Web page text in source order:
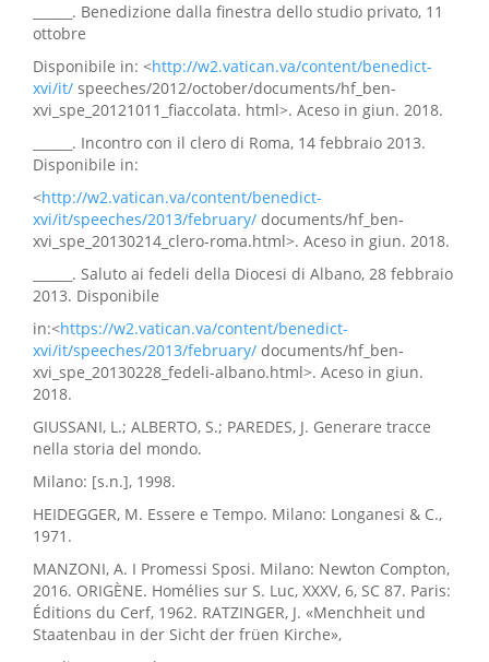
______. Benedizione dalla finestra dello studio privato, 11
ottobre
Disponibile in: <http://w2.vatican.va/content/benedict-
xvi/it/ speeches/2012/october/documents/hf_ben-
xvi_spe_20121011_fiaccolata. html>. Aceso in giun. 2018.
______. Incontro con il clero di Roma, 14 febbraio 2013.
Disponibile in:
<http://w2.vatican.va/content/benedict-
xvi/it/speeches/2013/february/ documents/hf_ben-
xvi_spe_20130214_clero-roma.html>. Aceso in giun. 2018.
______. Saluto ai fedeli della Diocesi di Albano, 28 febbraio
2013. Disponibile
in:<https://w2.vatican.va/content/benedict-
xvi/it/speeches/2013/february/ documents/hf_ben-
xvi_spe_20130228_fedeli-albano.html>. Aceso in giun.
2018.
GIUSSANI, L.; ALBERTO, S.; PAREDES, J. Generare tracce
nella storia del mondo.
Milano: [s.n.], 1998.
HEIDEGGER, M. Essere e Tempo. Milano: Longanesi & C.,
1971.
MANZONI, A. I Promessi Sposi. Milano: Newton Compton,
2016. ORIGÈNE. Homélies sur S. Luc, XXXV, 6, SC 87. Paris:
Éditions du Cerf, 1962. RATZINGER, J. «Menchheit und
Staatenbau in der Sicht der früen Kirche»,